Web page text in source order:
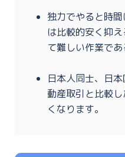
独力でやると時
は比較的安く抑
て難しい作業であ
日本人同士、日
動産取引と比較
くなります。